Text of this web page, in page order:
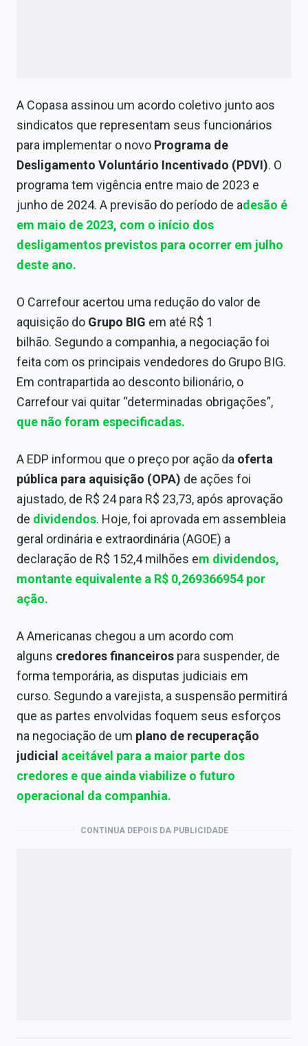
Conteúdo de Marca
Sobre
Expediente
Contato
A Copasa assinou um acordo coletivo junto aos
sindicatos que representam seus funcionários
para implementar o novo Programa de
Desligamento Voluntário Incentivado (PDVI). O
programa tem vigência entre maio de 2023 e
junho de 2024. A previsão do período de adesão é
em maio de 2023, com o início dos
desligamentos previstos para ocorrer em julho
deste ano.
O Carrefour acertou uma redução do valor de
aquisição do Grupo BIG em até R$ 1
bilhão. Segundo a companhia, a negociação foi
feita com os principais vendedores do Grupo BIG.
Em contrapartida ao desconto bilionário, o
Carrefour vai quitar “determinadas obrigações”,
que não foram especificadas.
A EDP informou que o preço por ação da oferta
pública para aquisição (OPA) de ações foi
ajustado, de R$ 24 para R$ 23,73, após aprovação
de dividendos. Hoje, foi aprovada em assembleia
geral ordinária e extraordinária (AGOE) a
declaração de R$ 152,4 milhões em dividendos,
montante equivalente a R$ 0,269366954 por
ação.
A Americanas chegou a um acordo com
alguns credores financeiros para suspender, de
forma temporária, as disputas judiciais em
curso. Segundo a varejista, a suspensão permitirá
que as partes envolvidas foquem seus esforços
na negociação de um plano de recuperação
judicial aceitável para a maior parte dos
credores e que ainda viabilize o futuro
operacional da companhia.
CONTINUA DEPOIS DA PUBLICIDADE